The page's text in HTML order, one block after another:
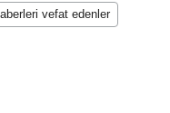
vefat edenler